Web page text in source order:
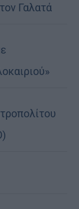
Γαλατά